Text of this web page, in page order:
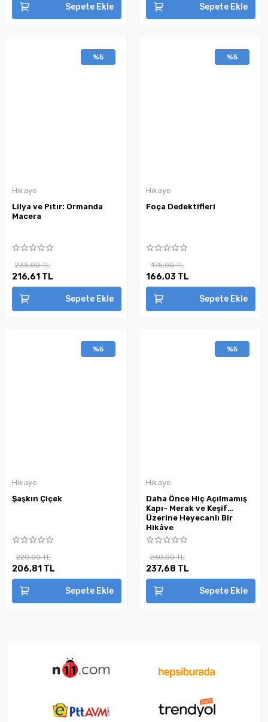
Sepete Ekle Sepete Ekle
%5
Hikaye
Lilya ve Pıtır: Ormanda
Macera
235,00 TL
216,61 TL
Sepete Ekle
%5
Hikaye
Foça Dedektifleri
175,00 TL
166,03 TL
Sepete Ekle
%5
Hikaye
Şaşkın Çiçek
220,00 TL
206,81 TL
Sepete Ekle
%5
Hikaye
Daha Önce Hiç Açılmamış
Kapı- Merak ve Keşif
Üzerine Heyecanlı Bir
Hikâye
260,00 TL
237,68 TL
Sepete Ekle